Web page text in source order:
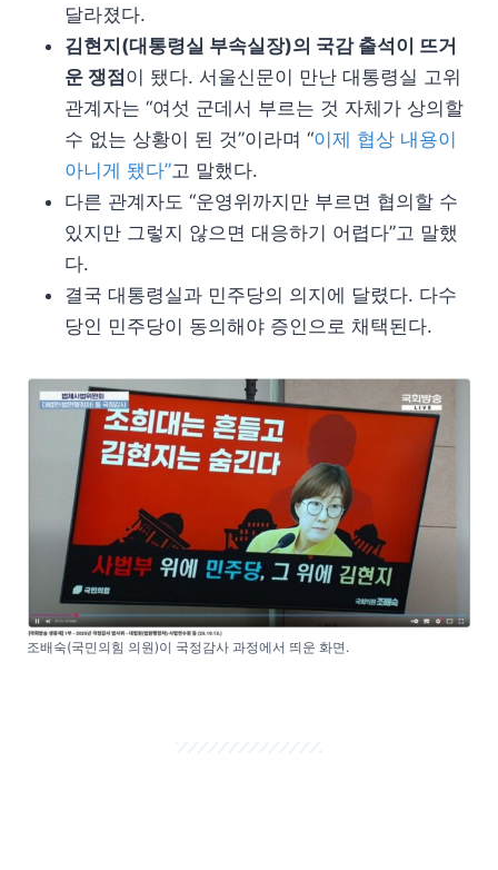
달라졌다.
김현지(대통령실 부속실장)의 국감 출석이 뜨거
운 쟁점이 됐다. 서울신문이 만난 대통령실 고위
관계자는 “여섯 군데서 부르는 것 자체가 상의할
수 없는 상황이 된 것”이라며 “이제 협상 내용이
아니게 됐다”고 말했다.
다른 관계자도 “운영위까지만 부르면 협의할 수
있지만 그렇지 않으면 대응하기 어렵다”고 말했
다.
결국 대통령실과 민주당의 의지에 달렸다. 다수
당인 민주당이 동의해야 증인으로 채택된다.
조배숙(국민의힘 의원)이 국정감사 과정에서 띄운 화면.